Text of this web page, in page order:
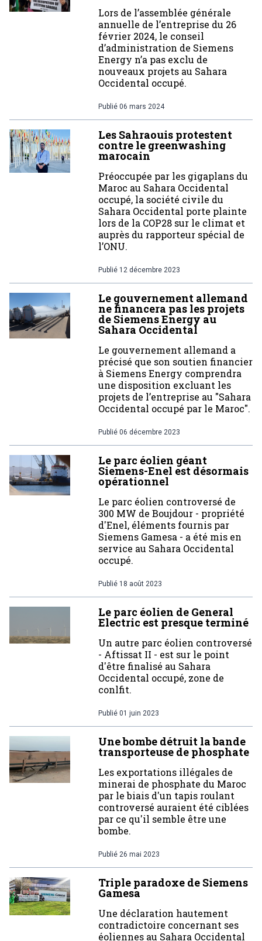
Lors de l’assemblée générale
annuelle de l’entreprise du 26
février 2024, le conseil
d’administration de Siemens
Energy n’a pas exclu de
nouveaux projets au Sahara
Occidental occupé.
Publié 06 mars 2024
Les Sahraouis protestent
contre le greenwashing
marocain
Préoccupée par les gigaplans du
Maroc au Sahara Occidental
occupé, la société civile du
Sahara Occidental porte plainte
lors de la COP28 sur le climat et
auprès du rapporteur spécial de
l’ONU.
Publié 12 décembre 2023
Le gouvernement allemand
ne financera pas les projets
de Siemens Energy au
Sahara Occidental
Le gouvernement allemand a
précisé que son soutien financier
à Siemens Energy comprendra
une disposition excluant les
projets de l’entreprise au "Sahara
Occidental occupé par le Maroc".
Publié 06 décembre 2023
Le parc éolien géant
Siemens-Enel est désormais
opérationnel
Le parc éolien controversé de
300 MW de Boujdour - propriété
d'Enel, éléments fournis par
Siemens Gamesa - a été mis en
service au Sahara Occidental
occupé.
Publié 18 août 2023
Le parc éolien de General
Electric est presque terminé
Un autre parc éolien controversé
- Aftissat II - est sur le point
d'être finalisé au Sahara
Occidental occupé, zone de
conlfit.
Publié 01 juin 2023
Une bombe détruit la bande
transporteuse de phosphate
Les exportations illégales de
minerai de phosphate du Maroc
par le biais d'un tapis roulant
controversé auraient été ciblées
par ce qu'il semble être une
bombe.
Publié 26 mai 2023
Triple paradoxe de Siemens
Gamesa
Une déclaration hautement
contradictoire concernant ses
éoliennes au Sahara Occidental